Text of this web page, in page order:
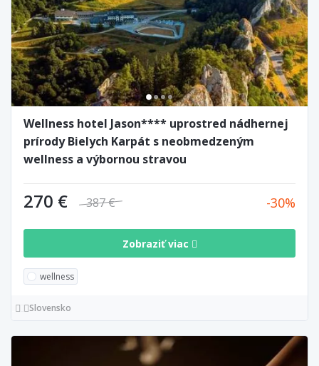
Wellness hotel Jason**** uprostred nádhernej
prírody Bielych Karpát s neobmedzeným
wellness a výbornou stravou
270 € 387 € 30
Zobraziť viac
wellness
Slovensko